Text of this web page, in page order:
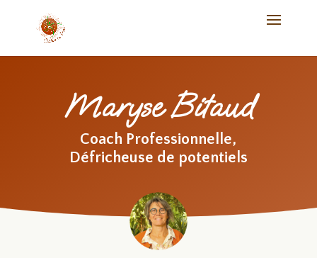
Maryse Bitaud
Coach Professionnelle,
Défricheuse de potentiels